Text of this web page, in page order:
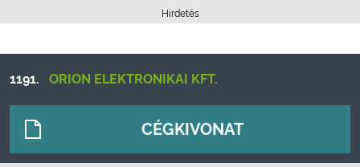
Hirdetés
1191. ORION ELEKTRONIKAI KFT.
CÉGKIVONAT